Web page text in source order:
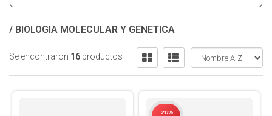
/ BIOLOGIA MOLECULAR Y GENETICA
Se encontraron 16 productos
20%